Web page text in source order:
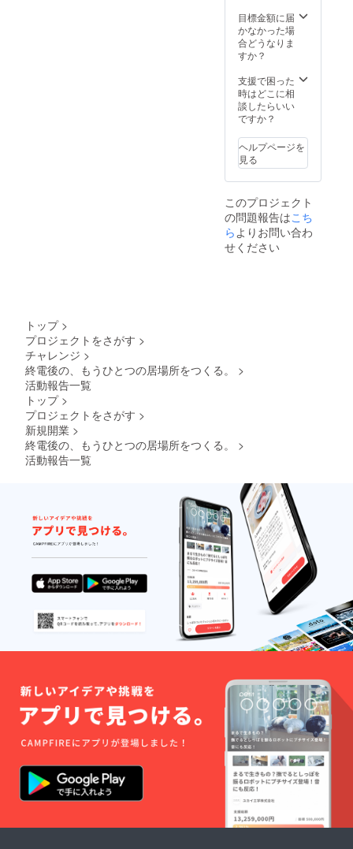
などの
画像の
受け渡
は、プ
ロジェ
クト終
了後に
する
メール
をご確
認くだ
いただ
きま
す。 店
期:2025
年8月中
旬に確
保予定
期間：
事業が
存続す
る限り
掲載方
法：文
字、ロ
ゴ・バ
ナーを
ロゴや
バナー
などの
画像の
受け渡
しにつ
いて
は、プ
ロジェ
クト終
了後に
お送り
する
メール
さい。
オー
ナーの
許可が
降りな
むを得
ないあ
る場合
には最
が変更
となる
可能性
があり
セッ
ティン
グを可
能な限
りサ
をお送
りさせ
ていた
だきま
す。 支
援者名
も掲載
させて
いただ
きま
す。 店
舗の確
定時
期:2025
保予定
・掲載
期間：
事業が
存続す
る限り
掲載 ・
掲載方
法：文
字、ロ
ナーを
ん。ご
指定い
ただい
た時間
時間)ま
で貸切
でご利
用いた
す。 ご
指定い
ただい
た時間
時間)ま
で貸切
でご利
用いた
だける
で購入
と空間
演出) 年
間会員
権付き
でもっ
とお得
に。 お
礼の
メッ
セージ
をお送
りさせ
ていた
援者名
も掲載
させて
いただ
きま
す。 先
行入場
の機会
を提案
させて
くとと
目標金額に届
かなかった場
合どうなりま
すか？
支援で困った
時はどこに相
談したらいい
ですか？
ヘルプページを
見る
このプロジェクト
の問題報告はこち
らよりお問い合わ
せください
トップ >
プロジェクトをさがす >
チャレンジ >
終電後の、もうひとつの居場所をつくる。
>
活動報告一覧
トップ >
プロジェクトをさがす >
新規開業 >
終電後の、もうひとつの居場所をつくる。
>
活動報告一覧